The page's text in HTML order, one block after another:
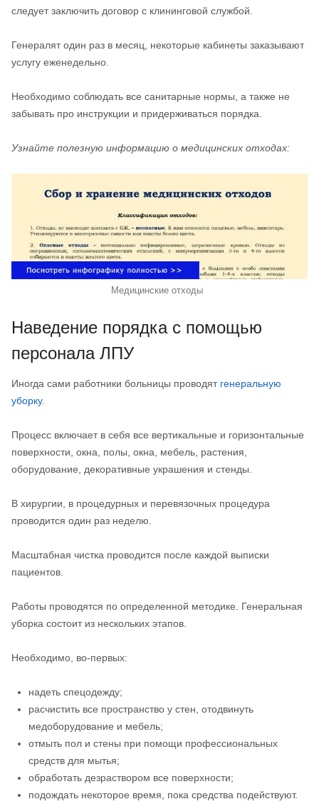
следует заключить договор с клининговой службой.
Генералят один раз в месяц, некоторые кабинеты заказывают
услугу еженедельно.
Необходимо соблюдать все санитарные нормы, а также не
забывать про инструкции и придерживаться порядка.
Узнайте полезную информацию о медицинских отходах:
Медицинские отходы
Наведение порядка с помощью
персонала ЛПУ
Иногда сами работники больницы проводят генеральную
уборку.
Процесс включает в себя все вертикальные и горизонтальные
поверхности, окна, полы, окна, мебель, растения,
оборудование, декоративные украшения и стенды.
В хирургии, в процедурных и перевязочных процедура
проводится один раз неделю.
Масштабная чистка проводится после каждой выписки
пациентов.
Работы проводятся по определенной методике. Генеральная
уборка состоит из нескольких этапов.
Необходимо, во-первых:
надеть спецодежду;
расчистить все пространство у стен, отодвинуть
медоборудование и мебель;
отмыть пол и стены при помощи профессиональных
средств для мытья;
обработать дезраствором все поверхности;
подождать некоторое время, пока средства подействуют.